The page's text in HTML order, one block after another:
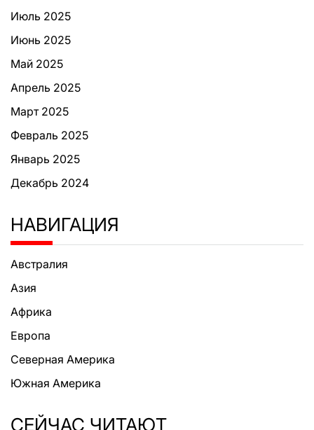
Июль 2025
Июнь 2025
Май 2025
Апрель 2025
Март 2025
Февраль 2025
Январь 2025
Декабрь 2024
НАВИГАЦИЯ
Австралия
Азия
Африка
Европа
Северная Америка
Южная Америка
СЕЙЧАС ЧИТАЮТ